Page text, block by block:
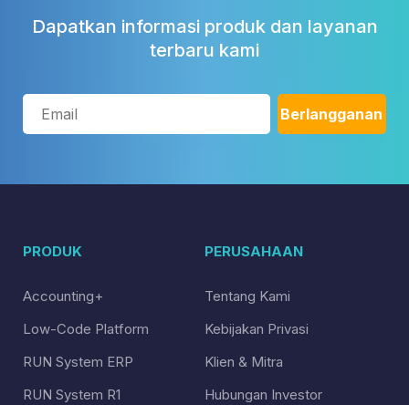
Dapatkan informasi produk dan layanan
terbaru kami
PRODUK
Accounting+
Low-Code Platform
RUN System ERP
RUN System R1
PERUSAHAAN
Tentang Kami
Kebijakan Privasi
Klien & Mitra
Hubungan Investor